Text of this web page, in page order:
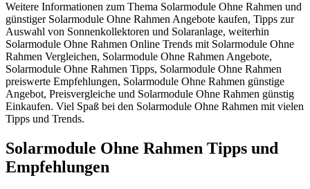
Weitere Informationen zum Thema Solarmodule Ohne Rahmen und
günstiger Solarmodule Ohne Rahmen Angebote kaufen, Tipps zur
Auswahl von Sonnenkollektoren und Solaranlage, weiterhin
Solarmodule Ohne Rahmen Online Trends mit Solarmodule Ohne
Rahmen Vergleichen, Solarmodule Ohne Rahmen Angebote,
Solarmodule Ohne Rahmen Tipps, Solarmodule Ohne Rahmen
preiswerte Empfehlungen, Solarmodule Ohne Rahmen günstige
Angebot, Preisvergleiche und Solarmodule Ohne Rahmen günstig
Einkaufen. Viel Spaß bei den Solarmodule Ohne Rahmen mit vielen
Tipps und Trends.
Solarmodule Ohne Rahmen Tipps und
Empfehlungen